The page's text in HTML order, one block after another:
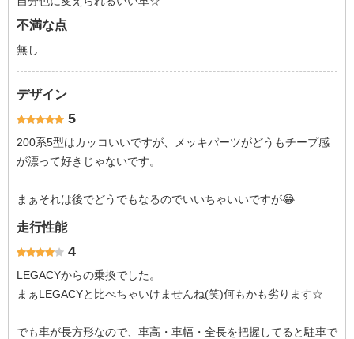
不満な点
無し
デザイン
5
200系5型はカッコいいですが、メッキパーツがどうもチープ感
が漂って好きじゃないです。
まぁそれは後でどうでもなるのでいいちゃいいですが😂
走行性能
4
LEGACYからの乗換でした。
まぁLEGACYと比べちゃいけませんね(笑)何もかも劣ります☆
でも車が長方形なので、車高・車幅・全長を把握してると駐車で